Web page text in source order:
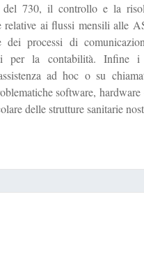
del 730, il controllo e la
relative ai flussi mensili alle
dei processi di
per la contabilità. Infine
ad hoc o su
software, hardware
delle strutture sanitarie